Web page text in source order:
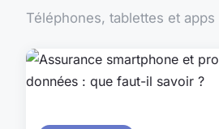
Téléphones, tablettes et apps